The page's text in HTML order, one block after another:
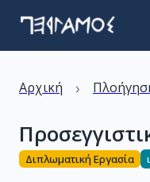
Αρχική ›
Διπλωματική Εργασία